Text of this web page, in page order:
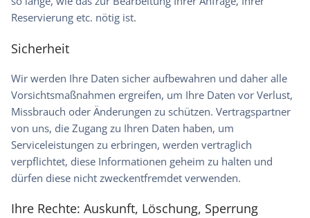
Reservierung etc. nötig ist.
Sicherheit
Wir werden Ihre Daten sicher aufbewahren und daher alle
Vorsichtsmaßnahmen ergreifen, um Ihre Daten vor Verlust,
Missbrauch oder Änderungen zu schützen. Vertragspartner
von uns, die Zugang zu Ihren Daten haben, um
Serviceleistungen zu erbringen, werden vertraglich
verpflichtet, diese Informationen geheim zu halten und
dürfen diese nicht zweckentfremdet verwenden.
Ihre Rechte: Auskunft, Löschung, Sperrung